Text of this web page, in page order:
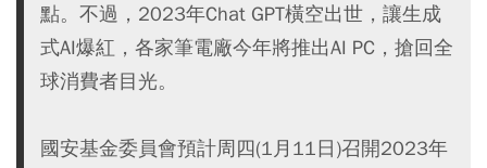
點。不過，2023年Chat GPT橫空出世，讓生成
式AI爆紅，各家筆電廠今年將推出AI PC，搶回全
球消費者目光。
國安基金委員會預計周四(1月11日)召開2023年